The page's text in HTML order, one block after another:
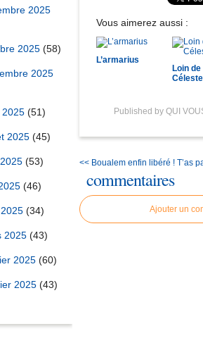
2025
2025 (58)
2025
2025 (51)
2025 (45)
(53)
(46)
(34)
2025 (43)
2025 (60)
2025 (43)
Vous aimerez aussi :
L’armarius
Loin de
Published by QUI
<< Boualem enfin libéré ! T’as
commentaires
Ajouter un